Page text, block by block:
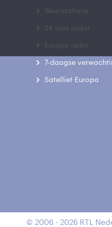
Weerstations
24 uurs radar
Europa radar
7-daagse
Satelliet Europa
© 2006 - 2026 RTL